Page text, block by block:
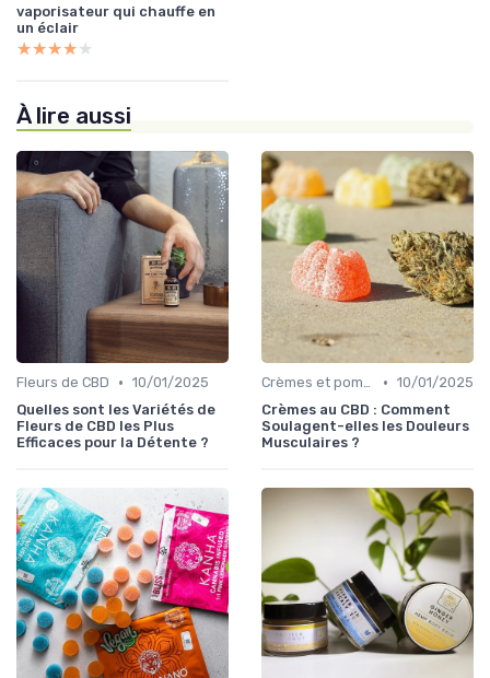
vaporisateur qui chauffe en
un éclair
★★★★★
★★★★★
À lire aussi
Fleurs de CBD • 10/01/2025
Quelles sont les Variétés de
Fleurs de CBD les Plus
Efficaces pour la Détente ?
Crèmes et pommades • 10/01/2025
Crèmes au CBD : Comment
Soulagent-elles les Douleurs
Musculaires ?